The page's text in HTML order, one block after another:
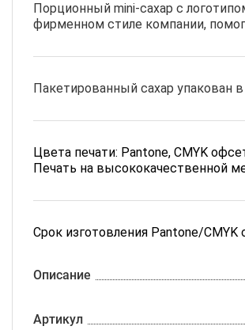
Порционный mini-сахар с
фирменном стиле компании,
Пакетированный сахар упакован
Цвета печати: Pantone, CMYK
Печать на высококачественной
Срок изготовления Pantone/
Описание
Артикул